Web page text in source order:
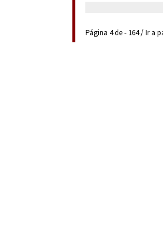
Página 4 de - 164 / Ir a